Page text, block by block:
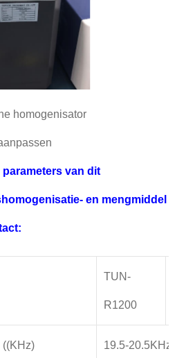
homogenisator
van dit
en mengmiddel
TUN-
R1200
((KHz) 19.5-20.5KHz